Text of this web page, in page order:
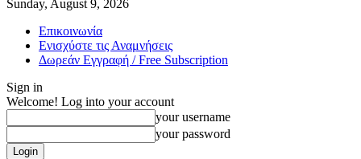
Sunday, August 9, 2026
Επικοινωνία
Ενισχύστε τις Αναμνήσεις
Δωρεάν Εγγραφή / Free Subscription
Sign in
Welcome! Log into your account
your username
your password